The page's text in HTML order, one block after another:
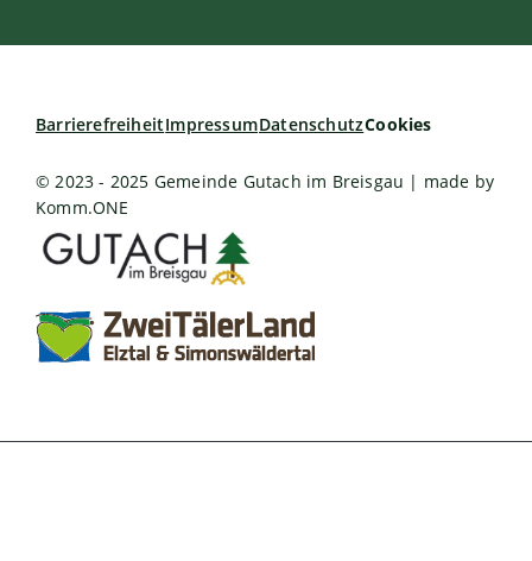
BarrierefreiheitImpressumDatenschutzCookies
© 2023 - 2025 Gemeinde Gutach im Breisgau | made by
Komm.ONE